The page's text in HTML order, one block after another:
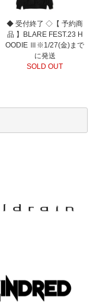
◆ 受付終了 ◇【 予約商
品 】BLARE FEST.23 H
OODIE Ⅲ※1/27(金)まで
に発送
SOLD OUT